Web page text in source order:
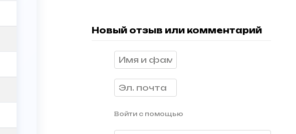
Новый отзыв или комментарий
Войти с помощью